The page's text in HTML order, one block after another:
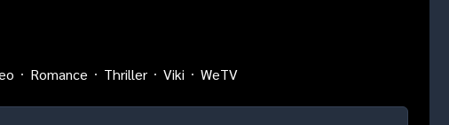
Romance Thriller Viki WeTV